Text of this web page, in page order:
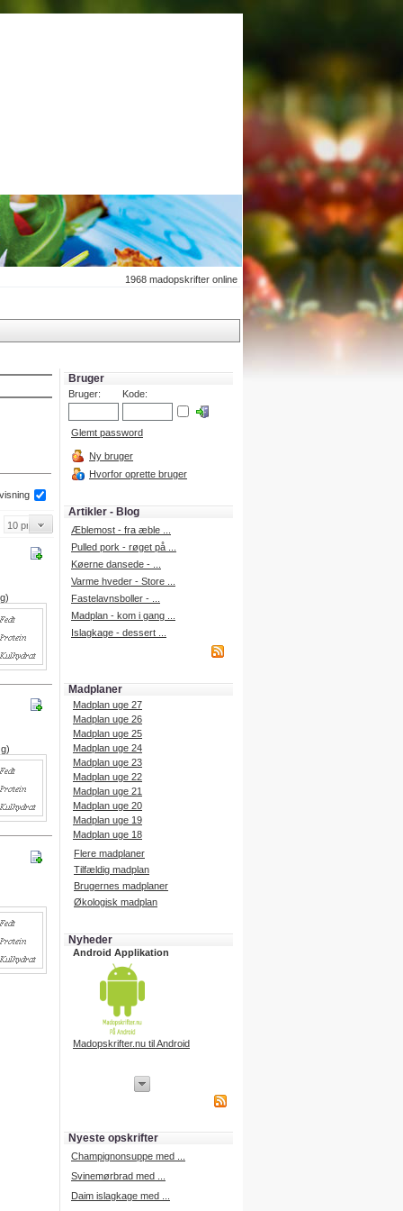
1968 madopskrifter online
Bruger
Bruger: Kode:
Glemt password
Ny bruger
Hvorfor oprette bruger
Artikler - Blog
Æblemost - fra æble ...
Pulled pork - røget på ...
Køerne dansede - ...
Varme hveder - Store ...
Fastelavnsboller - ...
Madplan - kom i gang ...
Islagkage - dessert ...
Madplaner
Madplan uge 27
Madplan uge 26
Madplan uge 25
Madplan uge 24
Madplan uge 23
Madplan uge 22
Madplan uge 21
Madplan uge 20
Madplan uge 19
Madplan uge 18
Flere madplaner
Tilfældig madplan
Brugernes madplaner
Økologisk madplan
Nyheder
Android Applikation
Madopskrifter.nu til Android
iPhone udvikling
Nyeste opskrifter
Champignonsuppe med ...
Svinemørbrad med ...
Daim islagkage med ...